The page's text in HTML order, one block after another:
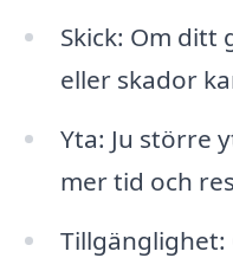
Skick: Om ditt
eller skador
Yta: Ju större
mer tid och